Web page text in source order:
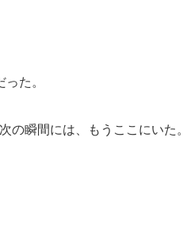
た。
の瞬間には、もうここにいた。